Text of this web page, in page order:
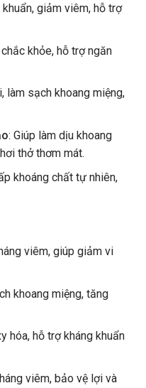
khuẩn, giảm viêm, hỗ trợ
khỏe, hỗ trợ ngăn
làm sạch khoang miệng,
: Giúp làm dịu khoang
thở thơm mát.
khoáng chất tự nhiên,
viêm, giúp giảm vi
khoang miệng, tăng
hóa, hỗ trợ kháng khuẩn
viêm, bảo vệ lợi và